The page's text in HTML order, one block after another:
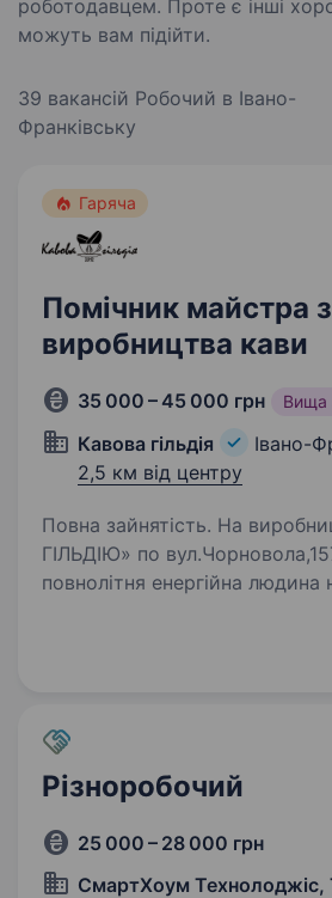
роботодавцем. Проте є інші
можуть вам підійти.
39 вакансій Робочий в Івано-
Франківську
Гаряча
Помічник майстра з
виробництва кави
35 000 – 45 000 грн Вища
Кавова гільдія
Івано-
2,5 км від центру
Повна зайнятість. На виробництво в «КАВОВУ
ГІЛЬДІЮ» по
повнолітня енергійна людина
Різноробочий
25 000 – 28 000 грн
СмартХоум Технолоджіс,